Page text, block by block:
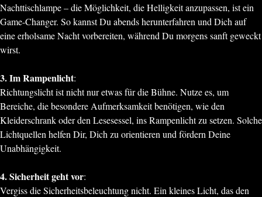
Nachttischlampe – die Möglichkeit, die Helligkeit anzupassen, ist ein
Game-Changer. So kannst Du abends herunterfahren und Dich auf
eine erholsame Nacht vorbereiten, während Du morgens sanft geweckt
wirst.
3. Im Rampenlicht:
Richtungslicht ist nicht nur etwas für die Bühne. Nutze es, um
Bereiche, die besondere Aufmerksamkeit benötigen, wie den
Kleiderschrank oder den Lesesessel, ins Rampenlicht zu setzen. Solche
Lichtquellen helfen Dir, Dich zu orientieren und fördern Deine
Unabhängigkeit.
4. Sicherheit geht vor:
Vergiss die Sicherheitsbeleuchtung nicht. Ein kleines Licht, das den